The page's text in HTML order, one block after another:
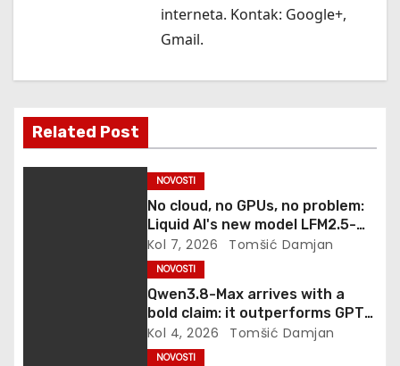
a
interneta. Kontak: Google+,
Gmail.
Related Post
NOVOSTI
No cloud, no GPUs, no problem:
Liquid AI's new model LFM2.5-
2.6B brings powerful AI agents
to devices as small as a
Raspberry Pi
Kol 7, 2026 Tomšić Damjan
NOVOSTI
Qwen3.8-Max arrives with a
bold claim: it outperforms GPT-
5.6 Sol Max and Fable 5 on
agentic computer use
Kol 4, 2026 Tomšić Damjan
NOVOSTI